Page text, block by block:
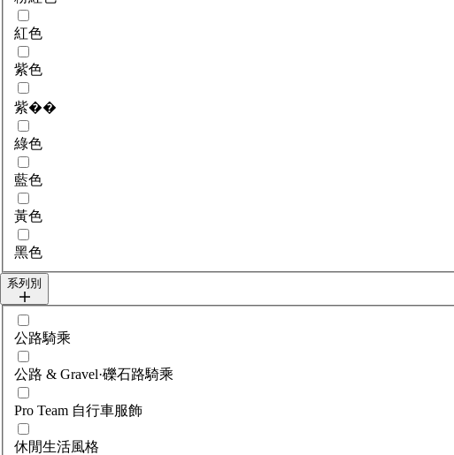
紅色
紫色
紫��
綠色
藍色
黃色
黑色
系列別
選擇collections
公路騎乘
公路 & Gravel·礫石路騎乘
Pro Team 自行車服飾
休閒生活風格